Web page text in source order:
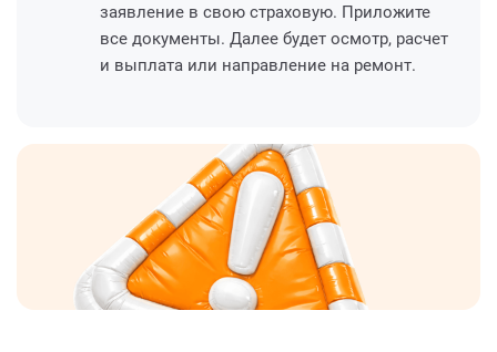
заявление в свою страховую. Приложите
все документы. Далее будет осмотр, расчет
и выплата или направление на ремонт.